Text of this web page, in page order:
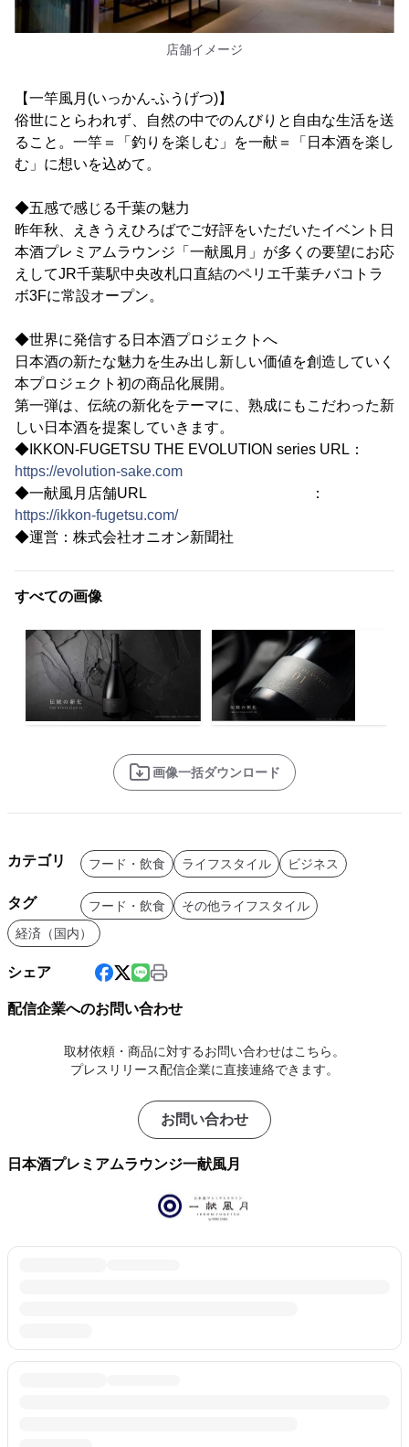
店舗イメージ
【一竿風月(いっかん-ふうげつ)】
俗世にとらわれず、自然の中でのんびりと自由な生活を送
ること。一竿＝「釣りを楽しむ」を一献＝「日本酒を楽し
む」に想いを込めて。
◆五感で感じる千葉の魅力
昨年秋、えきうえひろばでご好評をいただいたイベント日
本酒プレミアムラウンジ「一献風月」が多くの要望にお応
えしてJR千葉駅中央改札口直結のペリエ千葉チバコトラ
ボ3Fに常設オープン。
◆世界に発信する日本酒プロジェクトへ
日本酒の新たな魅力を生み出し新しい価値を創造していく
本プロジェクト初の商品化展開。
第一弾は、伝統の新化をテーマに、熟成にもこだわった新
しい日本酒を提案していきます。
◆IKKON-FUGETSU THE EVOLUTION series URL：
https://evolution-sake.com
◆一献風月店舗URL ：
https://ikkon-fugetsu.com/
◆運営：株式会社オニオン新聞社
すべての画像
画像一括ダウンロード
カテゴリ フード・飲食 ライフスタイル ビジネス
タグ フード・飲食
その他ライフスタイル
経済（国内）
シェア
配信企業へのお問い合わせ
取材依頼・商品に対するお問い合わせはこちら。
プレスリリース配信企業に直接連絡できます。
お問い合わせ
日本酒プレミアムラウンジ一献風月